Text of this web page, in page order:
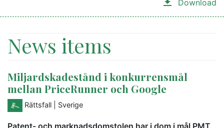
Download
News items
Miljardskadestånd i konkurrensmål
mellan PriceRunner och Google
Rättsfall | Sverige
Patent- och marknadsdomstolen har i dom i mål PMT